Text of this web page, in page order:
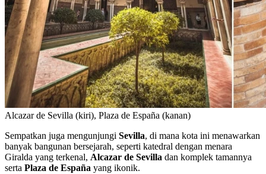
Alcazar de Sevilla (kiri), Plaza de España (kanan)
Sempatkan juga mengunjungi Sevilla, di mana kota ini menawarkan
banyak bangunan bersejarah, seperti katedral dengan menara
Giralda yang terkenal, Alcazar de Sevilla dan komplek tamannya
serta Plaza de España yang ikonik.